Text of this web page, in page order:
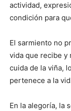
actividad,
condición para
El sarmiento no
vida que recibe y
cuida de la viña,
pertenece a la
En la alegoría, la